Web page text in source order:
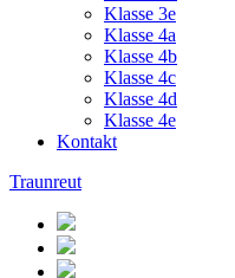
Klasse 3e
Klasse 4a
Klasse 4b
Klasse 4c
Klasse 4d
Klasse 4e
Kontakt
Traunreut